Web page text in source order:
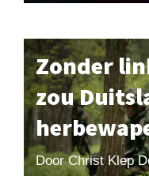
Zonder
zou
Door Christ Klep